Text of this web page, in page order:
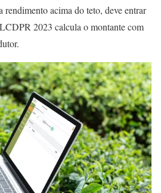
rendimento acima do teto, deve entrar
2023 calcula o montante com